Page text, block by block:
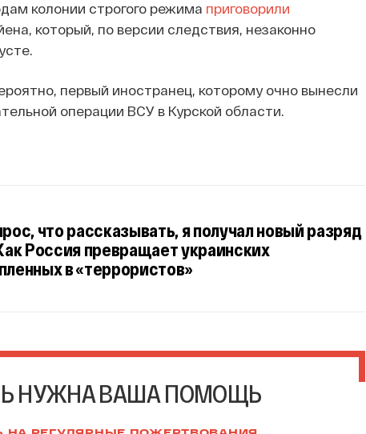
колонии строгого режима приговорили
который, по версии следствия, незаконно
первый иностранец, которому очно вынесли
операции ВСУ в Курской области.
что рассказывать, я получал новый разряд
Россия превращает украинских
в «террористов»
НУЖНА ВАША ПОМОЩЬ